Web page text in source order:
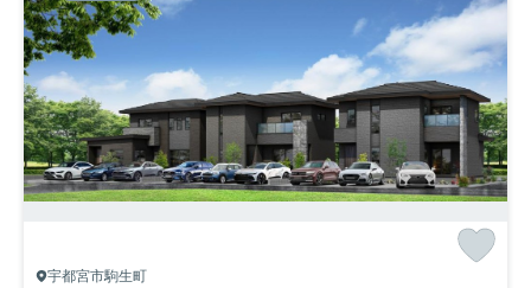
宇都宮市駒生町